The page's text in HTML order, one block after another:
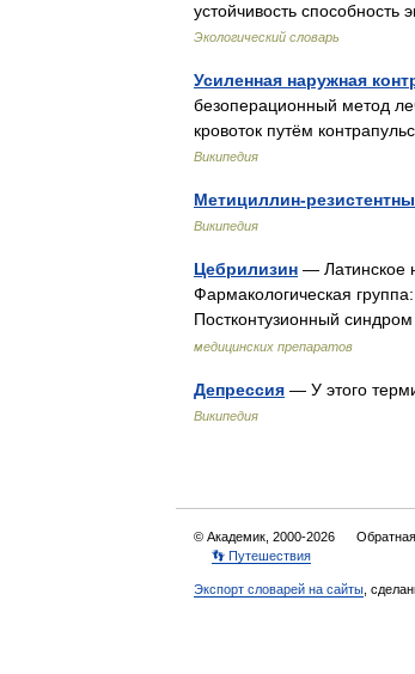
устойчивость
Экологический словарь
Усиленная наружная
безоперационный метод
кровоток путём
Википедия
Метициллин-
Википедия
Цебрилизин — Латинское
Фармакологическая
Постконтузионный
медицинских препаратов
Депрессия — У этого
Википедия
© Академик, 2000-2026
👣 Путешествия
Экспорт словарей на сайты ,